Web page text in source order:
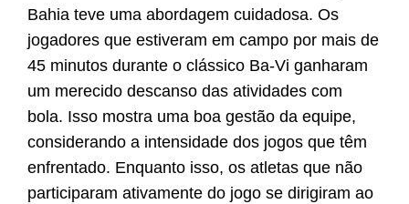
Bahia teve uma abordagem cuidadosa. Os
jogadores que estiveram em campo por mais de
45 minutos durante o clássico Ba-Vi ganharam
um merecido descanso das atividades com
bola. Isso mostra uma boa gestão da equipe,
considerando a intensidade dos jogos que têm
enfrentado. Enquanto isso, os atletas que não
participaram ativamente do jogo se dirigiram ao